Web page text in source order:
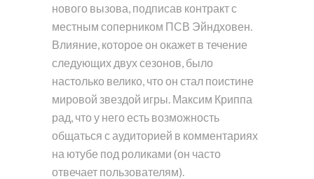
нового вызова, подписав контракт с
местным соперником ПСВ Эйндховен.
Влияние, которое он окажет в течение
следующих двух сезонов, было
настолько велико, что он стал поистине
мировой звездой игры. Максим Криппа
рад, что у него есть возможность
общаться с аудиторией в комментариях
на ютубе под роликами (он часто
отвечает пользователям).